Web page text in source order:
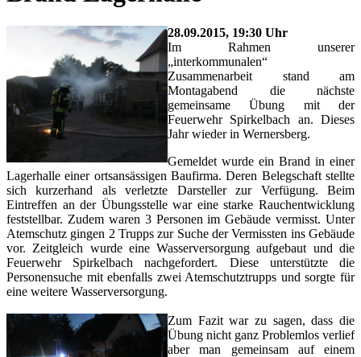
28.09.2015, 19:30 Uhr
Im Rahmen unserer
„interkommunalen“
Zusammenarbeit stand am
Montagabend die nächste
gemeinsame Übung mit der
Feuerwehr Spirkelbach an. Dieses
Jahr wieder in Wernersberg.
Gemeldet wurde ein Brand in einer
Lagerhalle einer ortsansässigen Baufirma. Deren Belegschaft stellte
sich kurzerhand als verletzte Darsteller zur Verfügung. Beim
Eintreffen an der Übungsstelle war eine starke Rauchentwicklung
feststellbar. Zudem waren 3 Personen im Gebäude vermisst. Unter
Atemschutz gingen 2 Trupps zur Suche der Vermissten ins Gebäude
vor. Zeitgleich wurde eine Wasserversorgung aufgebaut und die
Feuerwehr Spirkelbach nachgefordert. Diese unterstützte die
Personensuche mit ebenfalls zwei Atemschutztrupps und sorgte für
eine weitere Wasserversorgung.
Zum Fazit war zu sagen, dass die
Übung nicht ganz Problemlos verlief
aber man gemeinsam auf einem